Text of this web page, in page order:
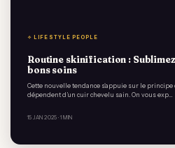
✧ LIFESTYLE PEOPLE
Routine skinification : Sublimez
bons soins
Cette nouvelle tendance s'appuie sur le
dépendent d’un cuir chevelu sain. On vous exp…
15 JAN 2025 · 1 MIN